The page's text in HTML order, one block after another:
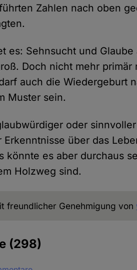
Zahlen nach oben
es: Sehnsucht und
Doch nicht mehr
auch die Wiedergeburt
Muster sein.
oder
Erkenntnisse über das
könnte es aber durchaus
Holzweg sind.
freundlicher Genehmigung von
(298)